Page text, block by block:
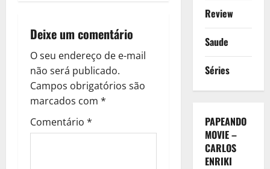
t
n
a
v
i
Deixe um comentário
O seu endereço de e-mail
não será publicado.
Campos obrigatórios são
marcados com *
Comentário *
Review
Saude
Séries
PAPEANDO
MOVIE –
CARLOS
ENRIKI